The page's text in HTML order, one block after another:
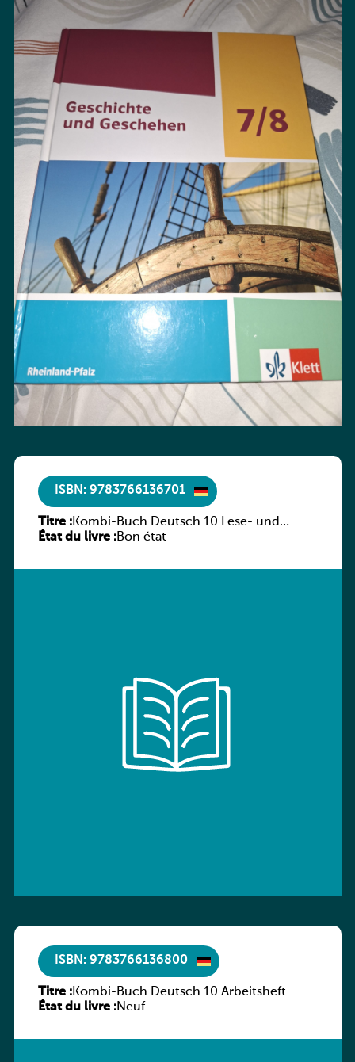
ISBN: 9783766136701
Titre :Kombi-Buch Deutsch 10 Lese- und
Sprachbuch
État du livre :Bon état
ISBN: 9783766136800
Titre :Kombi-Buch Deutsch 10 Arbeitsheft
État du livre :Neuf